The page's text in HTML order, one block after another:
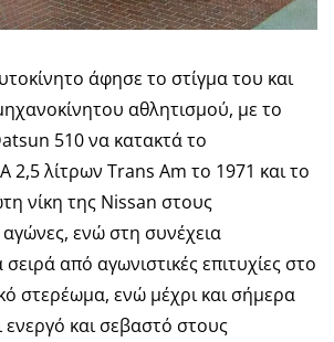
άφησε το στίγμα του και
αθλητισμού, με το
510 να κατακτά το
2,5 λίτρων Trans Am το 1971 και το
νίκη της Nissan στους
ενώ στη συνέχεια
από αγωνιστικές επιτυχίες στο
στερέωμα, ενώ μέχρι και σήμερα
και σεβαστό στους